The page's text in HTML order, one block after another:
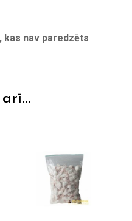
nav paredzēts
arī…